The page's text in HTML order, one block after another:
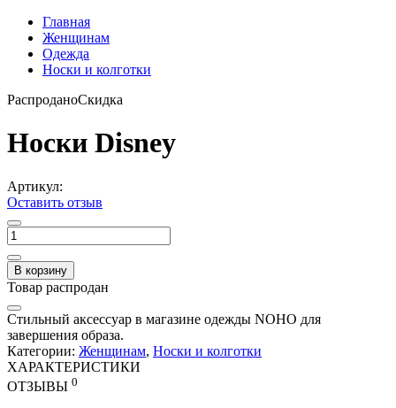
Главная
Женщинам
Одежда
Носки и колготки
РаспроданоСкидка
Носки Disney
Артикул:
Оставить отзыв
В корзину
Товар распродан
Стильный аксессуар в магазине одежды NOHO для
завершения образа.
Категории: Женщинам, Носки и колготки
ХАРАКТЕРИСТИКИ
ОТЗЫВЫ 0